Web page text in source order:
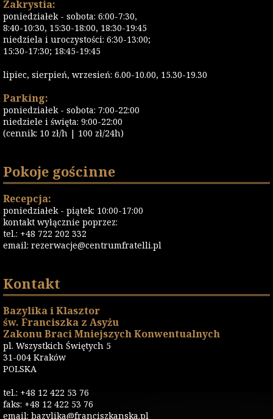
Zakrystia:
poniedziałek - sobota: 6:00-7:30,
8:40-10:30, 15:30-18:00, 18:30-19:45
niedziela i uroczystości: 6:30-13:00;
15:30-17:30; 18:45-19:45
lipiec, sierpień, wrzesień: 6.00-10.00, 15.30-19.30
Parking:
poniedziałek - sobota: 7:00-22:00
niedziele i święta: 9:00-22:00
(cennik: 10 zł/h | 100 zł/24h)
Pokoje gościnne
Recepcja:
poniedziałek - piątek: 10:00-17:00
kontakt wyłącznie poprzez:
tel.: +48 722 202 332
email: rezerwacje@centrumfratelli.pl
Kontakt
Bazylika i Klasztor
św. Franciszka z Asyżu
Zakonu Braci Mniejszych Konwentualnych
pl. Wszystkich Świętych 5
31-004 Kraków
POLSKA
tel.: +48 12 422 53 76
faks: +48 12 422 53 76
email: bazylika@franciszkanska.pl